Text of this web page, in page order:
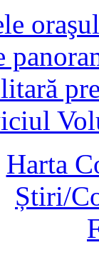
Harta
Știri/